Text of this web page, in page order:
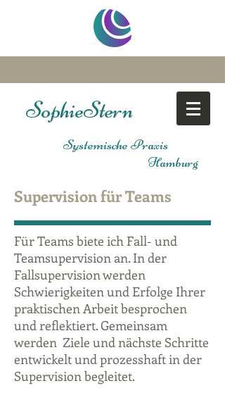
SophieStern
Systemische Praxis
Hamburg
Supervision für Teams
Für Teams biete ich Fall- und
Teamsupervision an. In der
Fallsupervision werden
Schwierigkeiten und Erfolge Ihrer
praktischen Arbeit besprochen
und reflektiert. Gemeinsam
werden Ziele und nächste Schritte
entwickelt und prozesshaft in der
Supervision begleitet.